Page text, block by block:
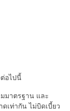
อไปนี้
มาตรฐาน และ
เท่ากัน ไม่บิดเบี้ยว